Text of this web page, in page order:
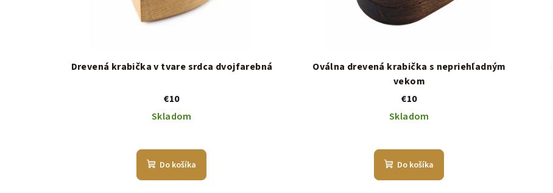
Drevená krabička v tvare srdca dvojfarebná
€10
Skladom
Do košíka
Oválna drevená krabička s nepriehľadným
vekom
€10
Skladom
Do košíka